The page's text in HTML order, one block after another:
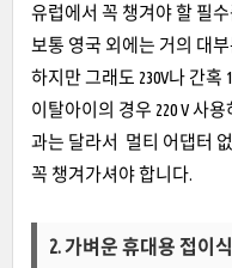
유럽에서 꼭 챙겨야 할 필
보통 영국 외에는 거의 대
하지만 그래도 230V나 간혹
이탈아이의 경우 220 V 사
과는 달라서 멀티 어댑터
꼭 챙겨가셔야 합니다.
2. 가벼운 휴대용 접이